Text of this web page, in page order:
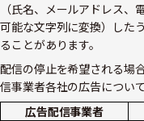
（氏名、メールアドレス
可能な文字列に変換）した
ることがあります。
配信の停止を希望される場
信事業者各社の広告につい
広告配信事業者